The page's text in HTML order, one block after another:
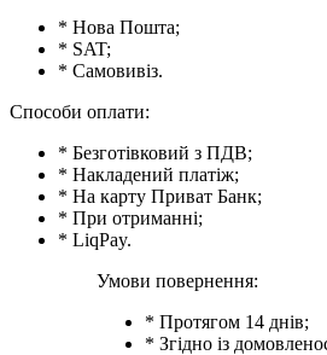
* Нова Пошта;
* SAT;
* Самовивіз.
Способи оплати:
* Безготівковий з ПДВ;
* Накладений платіж;
* На карту Приват Банк;
* При отриманні;
* LiqPay.
Умови повернення:
* Протягом 14 днів;
* Згідно із